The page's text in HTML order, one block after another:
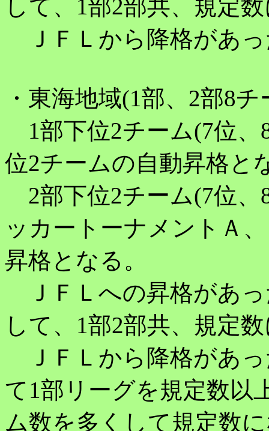
して、1部2部共、規定
ＪＦＬから降格があ
・東海地域(1部、2部8
1部下位2チーム(7位、
位2チームの自動昇格と
2部下位2チーム(7位、
ッカートーナメントＡ
昇格となる。
ＪＦＬへの昇格があ
して、1部2部共、規定
ＪＦＬから降格があ
て1部リーグを規定数以
ム数を多くして規定数